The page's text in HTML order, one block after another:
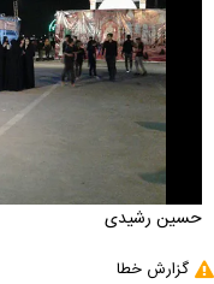
حسین رشیدی
گزارش خطا